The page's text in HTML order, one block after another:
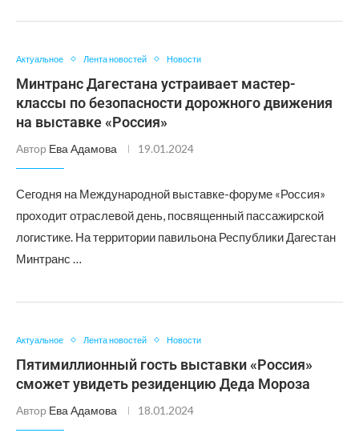
Актуальное Лента новостей Новости
Минтранс Дагестана устраивает мастер-
классы по безопасности дорожного движения
на выставке «Россия»
Автор Ева Адамова 19.01.2024
Сегодня на Международной выставке-форуме «Россия»
проходит отраслевой день, посвященный пассажирской
логистике. На территории павильона Республики Дагестан
Минтранс …
Актуальное Лента новостей Новости
Пятимиллионный гость выставки «Россия»
сможет увидеть резиденцию Деда Мороза
Автор Ева Адамова 18.01.2024